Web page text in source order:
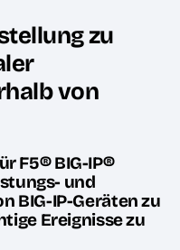
zu
von
F5® BIG-IP®
und
BIG-IP-Geräten zu
Ereignisse zu